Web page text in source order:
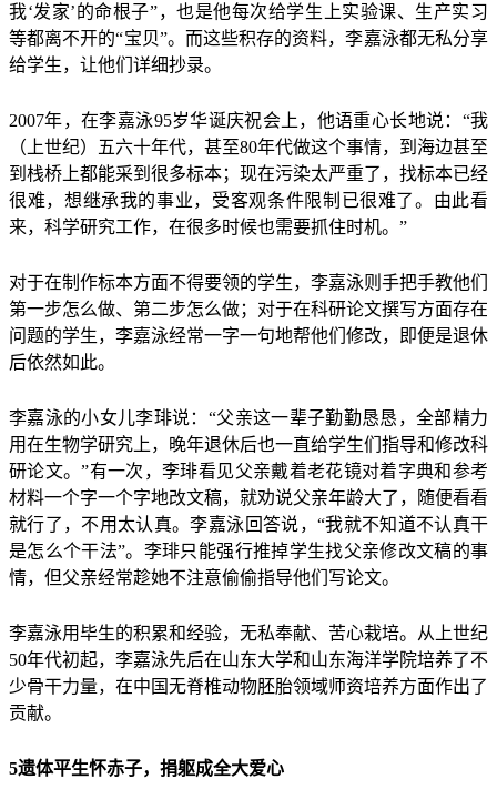
我‘发家’的命根子”，也是他每次给学生上实验课、生产实习
等都离不开的“宝贝”。而这些积存的资料，李嘉泳都无私分享
给学生，让他们详细抄录。
2007年，在李嘉泳95岁华诞庆祝会上，他语重心长地说：“我
（上世纪）五六十年代，甚至80年代做这个事情，到海边甚至
到栈桥上都能采到很多标本；现在污染太严重了，找标本已经
很难，想继承我的事业，受客观条件限制已很难了。由此看
来，科学研究工作，在很多时候也需要抓住时机。”
对于在制作标本方面不得要领的学生，李嘉泳则手把手教他们
第一步怎么做、第二步怎么做；对于在科研论文撰写方面存在
问题的学生，李嘉泳经常一字一句地帮他们修改，即便是退休
后依然如此。
李嘉泳的小女儿李琲说：“父亲这一辈子勤勤恳恳，全部精力
用在生物学研究上，晚年退休后也一直给学生们指导和修改科
研论文。”有一次，李琲看见父亲戴着老花镜对着字典和参考
材料一个字一个字地改文稿，就劝说父亲年龄大了，随便看看
就行了，不用太认真。李嘉泳回答说，“我就不知道不认真干
是怎么个干法”。李琲只能强行推掉学生找父亲修改文稿的事
情，但父亲经常趁她不注意偷偷指导他们写论文。
李嘉泳用毕生的积累和经验，无私奉献、苦心栽培。从上世纪
50年代初起，李嘉泳先后在山东大学和山东海洋学院培养了不
少骨干力量，在中国无脊椎动物胚胎领域师资培养方面作出了
贡献。
5遗体平生怀赤子，捐躯成全大爱心